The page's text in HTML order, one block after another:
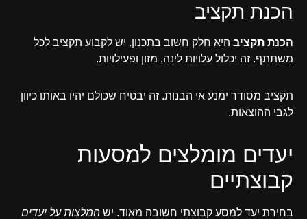
הכנת תקציב
הכנת תקציב היא חלק חשוב בתכנון. יש לקבוע תקציב לכל
משתתף. זה יכלול עלויות לינה, מזון ופעילויות.
תקציב מסודר ימנע אי הבנות. זה יבטיח שכולם יהיו באותו כיוון
לגבי ההוצאות.
יעדים מומלצים למסעות
קבוצתיים
בחירת יעד למסע קבוצתי חשובה מאוד. יש המלצות על יעדים